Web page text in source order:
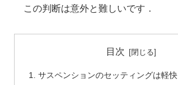
この判断は意外と難しいです．
目次
サスペンションのセッティングは軽快